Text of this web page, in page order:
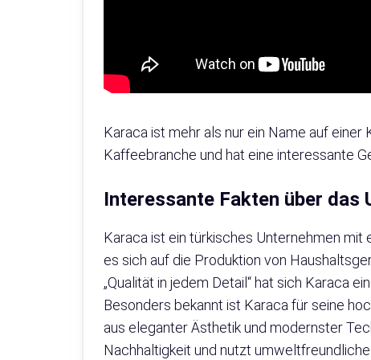
Karaca ist mehr als nur ein Name auf
Kaffeebranche und hat eine interessante
Interessante Fakten über das
Karaca ist ein türkisches Unternehmen mit
es sich auf die Produktion von
„Qualität in jedem Detail“ hat sich Karaca
Besonders bekannt ist Karaca für seine
aus eleganter Ästhetik und modernster
Nachhaltigkeit und nutzt